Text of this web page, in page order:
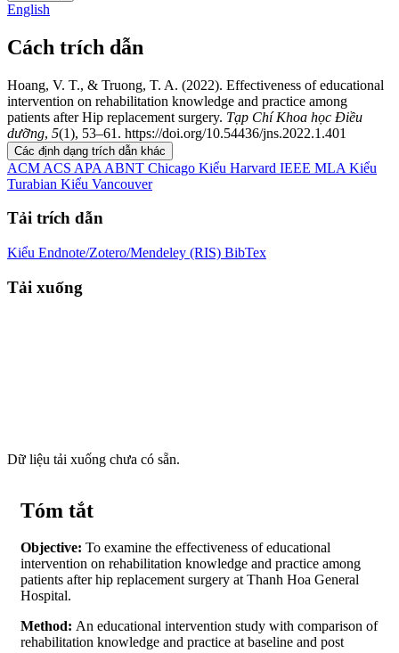
English
Cách trích dẫn
Hoang, V. T., & Truong, T. A. (2022). Effectiveness of educational
intervention on rehabilitation knowledge and practice among
patients after Hip replacement surgery. Tạp Chí Khoa học Điều
dưỡng, 5(1), 53–61. https://doi.org/10.54436/jns.2022.1.401
Các định dạng trích dẫn khác
ACM ACS APA ABNT Chicago Kiểu Harvard IEEE MLA Kiểu
Turabian Kiểu Vancouver
Tải trích dẫn
Kiểu Endnote/Zotero/Mendeley (RIS) BibTex
Tải xuống
Dữ liệu tải xuống chưa có sẵn.
Tóm tắt
Objective: To examine the effectiveness of educational
intervention on rehabilitation knowledge and practice among
patients after hip replacement surgery at Thanh Hoa General
Hospital.
Method: An educational intervention study with comparison of
rehabilitation knowledge and practice at baseline and post